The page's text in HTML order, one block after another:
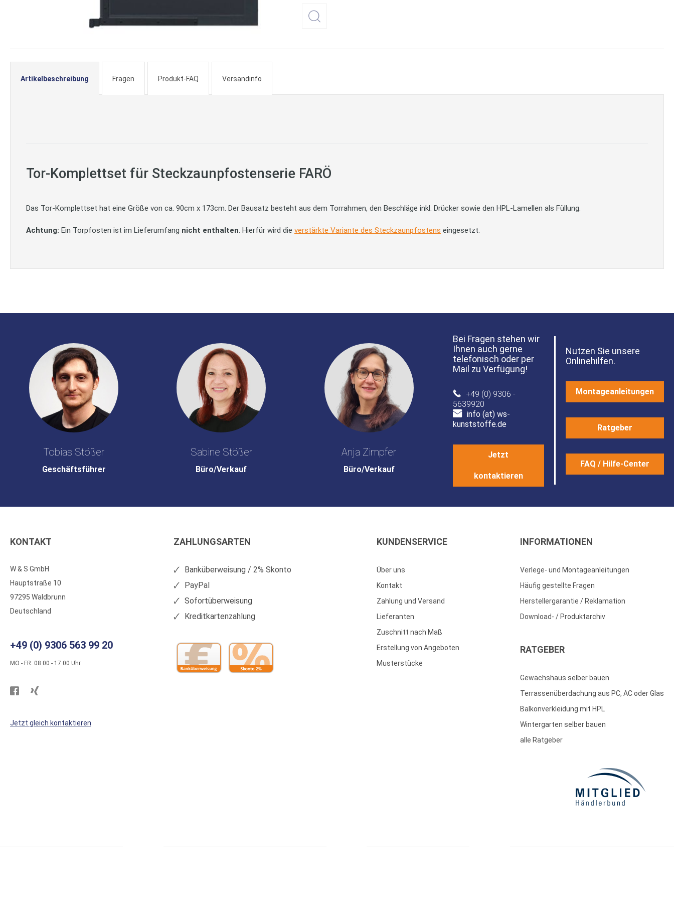
Anfang
Artikelbeschreibung
Tor-Komplettset für Steckzaunpfostenserie FARÖ
Das Tor-Komplettset hat eine Größe von ca. 90cm x 173cm. Der Bausatz besteht aus dem Torrahmen, den Beschläge inkl. Drücker sowie den HPL-Lamellen als Füllung.
Achtung: Ein Torpfosten ist im Lieferumfang nicht enthalten . Hierfür wird die verstärkte Variante des Steckzaunpfostens eingesetzt.
Fragen Produkt-FAQ Versandinfo
Tobias Stößer
Geschäftsführer
Sabine Stößer
Büro/Verkauf
Anja Zimpfer
Büro/Verkauf
Bei Fragen stehen wir
Ihnen auch gerne
telefonisch oder per
Mail zu Verfügung!
+49 (0) 9306 -
5639920
info (at) ws-
kunststoffe.de
Jetzt
kontaktieren
Nutzen Sie unsere
Onlinehilfen.
Montageanleitungen
Ratgeber
FAQ / Hilfe-Center
KONTAKT
W & S GmbH
Hauptstraße 10
97295 Waldbrunn
Deutschland
+49 (0) 9306 563 99 20
MO - FR: 08.00 - 17.00 Uhr
Besuchen
WS
WS
Jetzt gleich kontaktieren
ZAHLUNGSARTEN
Banküberweisung / 2% Skonto
PayPal
Sofortüberweisung
Kreditkartenzahlung
KUNDENSERVICE
Über uns
Kontakt
Zahlung und Versand
Lieferanten
Zuschnitt nach Maß
Erstellung von Angeboten
Musterstücke
INFORMATIONEN
Verlege- und Montageanleitungen
Häufig gestellte Fragen
Herstellergarantie / Reklamation
Download- / Produktarchiv
RATGEBER
Gewächshaus selber bauen
Terrassenüberdachung aus PC, AC oder Glas
Balkonverkleidung mit HPL
Wintergarten selber bauen
alle Ratgeber